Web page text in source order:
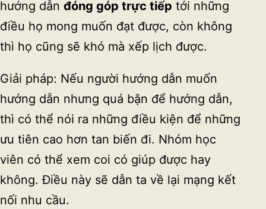
hướng dẫn đóng góp trực tiếp tới những
điều họ mong muốn đạt được, còn không
thì họ cũng sẽ khó mà xếp lịch được.
Giải pháp: Nếu người hướng dẫn muốn
hướng dẫn nhưng quá bận để hướng dẫn,
thì có thể nói ra những điều kiện để những
ưu tiên cao hơn tan biến đi. Nhóm học
viên có thể xem coi có giúp được hay
không. Điều này sẽ dẫn ta về lại mạng kết
nối nhu cầu.